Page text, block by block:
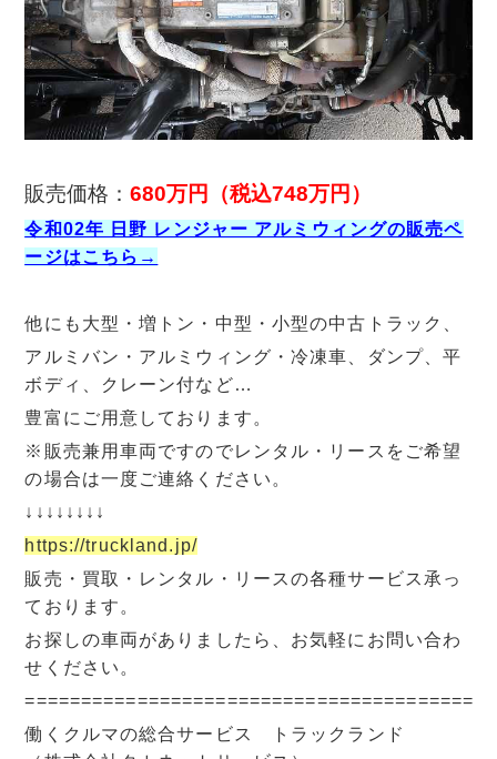
販売価格：680万円 （税込748万円）
令和02年 日野 レンジャー アルミウィングの販売ペ
ージはこちら→
他にも大型・増トン・中型・小型の中古トラック、
アルミバン・アルミウィング・冷凍車、ダンプ、平
ボディ、クレーン付など…
豊富にご用意しております。
※販売兼用車両ですのでレンタル・リースをご希望
の場合は一度ご連絡ください。
↓↓↓↓↓↓↓↓
https://truckland.jp/
販売・買取・レンタル・リースの各種サービス承っ
ております。
お探しの車両がありましたら、お気軽にお問い合わ
せください。
=========================================
働くクルマの総合サービス トラックランド